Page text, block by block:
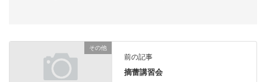
その他
前の記事
摘蕾講習会